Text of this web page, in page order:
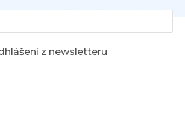
z newsletteru